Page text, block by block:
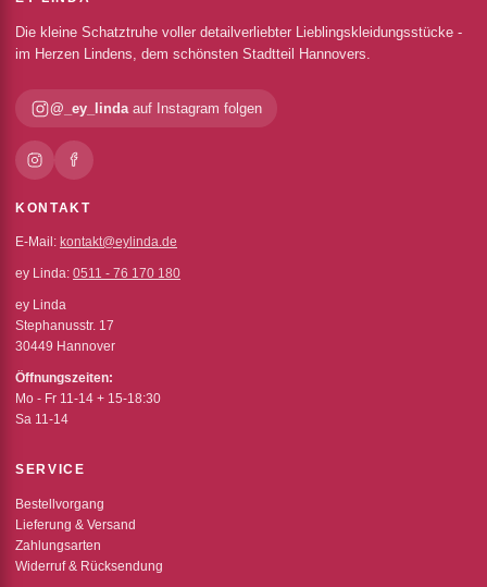
Die kleine Schatztruhe voller detailverliebter Lieblingskleidungsstücke -
im Herzen Lindens, dem schönsten Stadtteil Hannovers.
@_ey_lindaauf Instagram folgen
KONTAKT
E-Mail: kontakt@eylinda.de
ey Linda: 0511 - 76 170 180
ey Linda
Stephanusstr. 17
30449 Hannover
Öffnungszeiten:
Mo - Fr 11-14 + 15-18:30
Sa 11-14
SERVICE
Bestellvorgang
Lieferung & Versand
Zahlungsarten
Widerruf & Rücksendung